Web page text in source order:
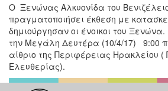
O Ξενώνας Αλκυονίδα του
πραγματοποιήσει έκθεση με
δημιούργησαν οι ένοικοι του
την Μεγάλη Δευτέρα (10/4/17) 9:00
αίθριο της Περιφέρειας Ηρακλείου
Ελευθερίας).